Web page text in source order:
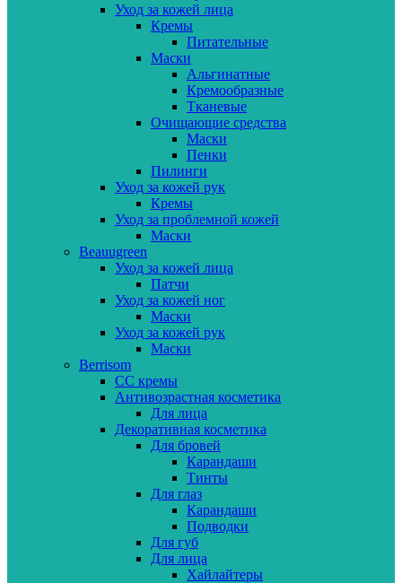
Уход за кожей лица
Кремы
Питательные
Маски
Альгинатные
Кремообразные
Тканевые
Очищающие средства
Маски
Пенки
Пилинги
Уход за кожей рук
Кремы
Уход за проблемной кожей
Маски
Beauugreen
Уход за кожей лица
Патчи
Уход за кожей ног
Маски
Уход за кожей рук
Маски
Berrisom
CC кремы
Антивозрастная косметика
Для лица
Декоративная косметика
Для бровей
Карандаши
Тинты
Для глаз
Карандаши
Подводки
Для губ
Для лица
Хайлайтеры